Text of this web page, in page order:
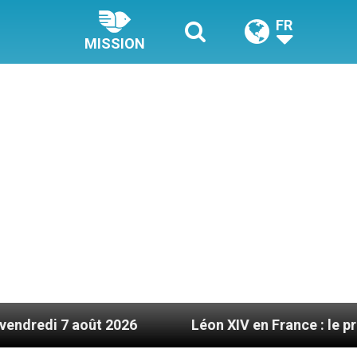
MISSION
FR
2026 Léon XIV en France : le programme